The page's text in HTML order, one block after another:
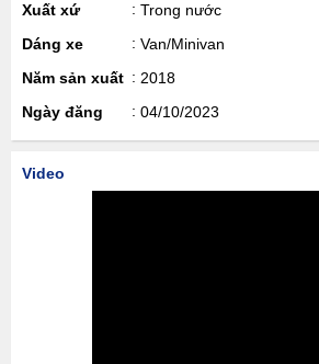
Xuất xứ
Trong nước
Dáng xe
Van/Minivan
Năm sản xuất
2018
Ngày đăng
04/10/2023
Video